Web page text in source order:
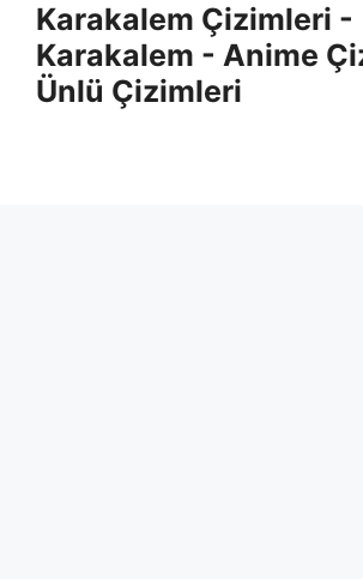
content
Karakalem Çizimleri -
Karakalem - Anime
Ünlü Çizimleri